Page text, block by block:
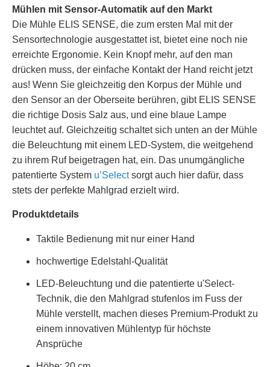
Mühlen mit Sensor-Automatik auf den Markt
Die Mühle ELIS SENSE, die zum ersten Mal mit der
Sensortechnologie ausgestattet ist, bietet eine noch nie
erreichte Ergonomie. Kein Knopf mehr, auf den man
drücken muss, der einfache Kontakt der Hand reicht jetzt
aus! Wenn Sie gleichzeitig den Korpus der Mühle und
den Sensor an der Oberseite berühren, gibt ELIS SENSE
die richtige Dosis Salz aus, und eine blaue Lampe
leuchtet auf. Gleichzeitig schaltet sich unten an der Mühle
die Beleuchtung mit einem LED-System, die weitgehend
zu ihrem Ruf beigetragen hat, ein. Das unumgängliche
patentierte System u’Selectsorgt auch hier dafür, dass
stets der perfekte Mahlgrad erzielt wird.
Produktdetails
Taktile Bedienung mit nur einer Hand
hochwertige Edelstahl-Qualität
LED-Beleuchtung und die patentierte u'Select-
Technik, die den Mahlgrad stufenlos im Fuss der
Mühle verstellt, machen dieses Premium-Produkt zu
einem innovativen Mühlentyp für höchste
Ansprüche